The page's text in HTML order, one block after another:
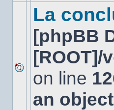
Aucun
nouveau
message
non-
La
[phpBB
[ROOT]/
on line
an